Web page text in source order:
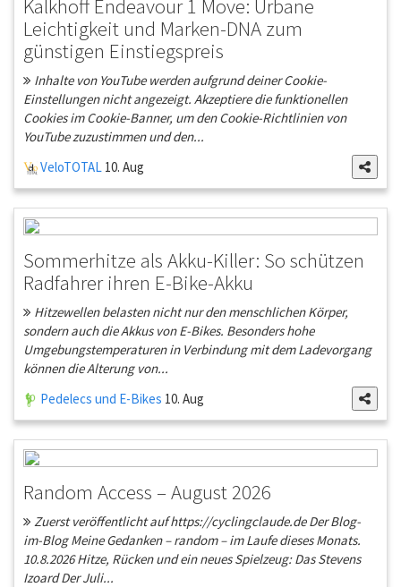
Kalkhoff Endeavour 1 Move: Urbane
Leichtigkeit und Marken-DNA zum
günstigen Einstiegspreis
Inhalte von YouTube werden aufgrund deiner Cookie-
Einstellungen nicht angezeigt. Akzeptiere die funktionellen
Cookies im Cookie-Banner, um den Cookie-Richtlinien von
YouTube zuzustimmen und den...
VeloTOTAL 10. Aug
Sommerhitze als Akku-Killer: So schützen
Radfahrer ihren E-Bike-Akku
Hitzewellen belasten nicht nur den menschlichen Körper,
sondern auch die Akkus von E-Bikes. Besonders hohe
Umgebungstemperaturen in Verbindung mit dem Ladevorgang
können die Alterung von...
Pedelecs und E-Bikes 10. Aug
Random Access – August 2026
Zuerst veröffentlicht auf https://cyclingclaude.de Der Blog-
im-Blog Meine Gedanken – random – im Laufe dieses Monats.
10.8.2026 Hitze, Rücken und ein neues Spielzeug: Das Stevens
Izoard Der Juli...